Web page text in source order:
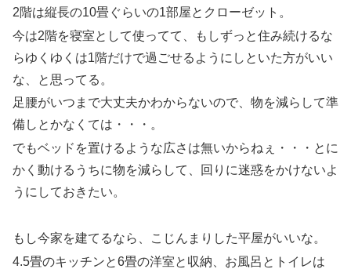
2階は縦長の10畳ぐらいの1部屋とクローゼット。
今は2階を寝室として使ってて、もしずっと住み続けるな
らゆくゆくは1階だけで過ごせるようにしといた方がいい
な、と思ってる。
足腰がいつまで大丈夫かわからないので、物を減らして準
備しとかなくては・・・。
でもベッドを置けるような広さは無いからねぇ・・・とに
かく動けるうちに物を減らして、回りに迷惑をかけないよ
うにしておきたい。
もし今家を建てるなら、こじんまりした平屋がいいな。
4.5畳のキッチンと6畳の洋室と収納、お風呂とトイレは